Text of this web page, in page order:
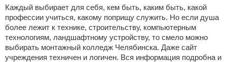
Каждый выбирает для себя, кем быть, каким быть, какой
профессии учиться, какому поприщу служить. Но если душа
более лежит к технике, строительству, компьютерным
технологиям, ландшафтному устройству, то смело можно
выбирать монтажный колледж Челябинска. Даже сайт
учреждения техничен и логичен. Вся информация подробна и